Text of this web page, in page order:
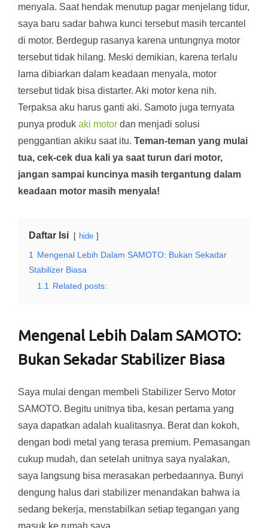
menyala. Saat hendak menutup pagar menjelang tidur,
saya baru sadar bahwa kunci tersebut masih tercantel
di motor. Berdegup rasanya karena untungnya motor
tersebut tidak hilang. Meski demikian, karena terlalu
lama dibiarkan dalam keadaan menyala, motor
tersebut tidak bisa distarter. Aki motor kena nih.
Terpaksa aku harus ganti aki. Samoto juga ternyata
punya produk aki motor dan menjadi solusi
penggantian akiku saat itu. Teman-teman yang mulai
tua, cek-cek dua kali ya saat turun dari motor,
jangan sampai kuncinya masih tergantung dalam
keadaan motor masih menyala!
Daftar Isi hide
1 Mengenal Lebih Dalam SAMOTO: Bukan Sekadar
Stabilizer Biasa
1.1 Related posts:
Mengenal Lebih Dalam SAMOTO:
Bukan Sekadar Stabilizer Biasa
Saya mulai dengan membeli Stabilizer Servo Motor
SAMOTO. Begitu unitnya tiba, kesan pertama yang
saya dapatkan adalah kualitasnya. Berat dan kokoh,
dengan bodi metal yang terasa premium. Pemasangan
cukup mudah, dan setelah unitnya saya nyalakan,
saya langsung bisa merasakan perbedaannya. Bunyi
dengung halus dari stabilizer menandakan bahwa ia
sedang bekerja, menstabilkan setiap tegangan yang